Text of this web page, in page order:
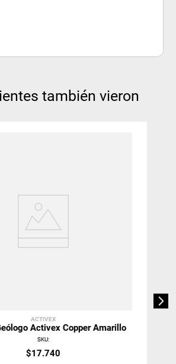
también vieron
ACTIVEX
Activex Copper Amarillo
SKU:
$17.740